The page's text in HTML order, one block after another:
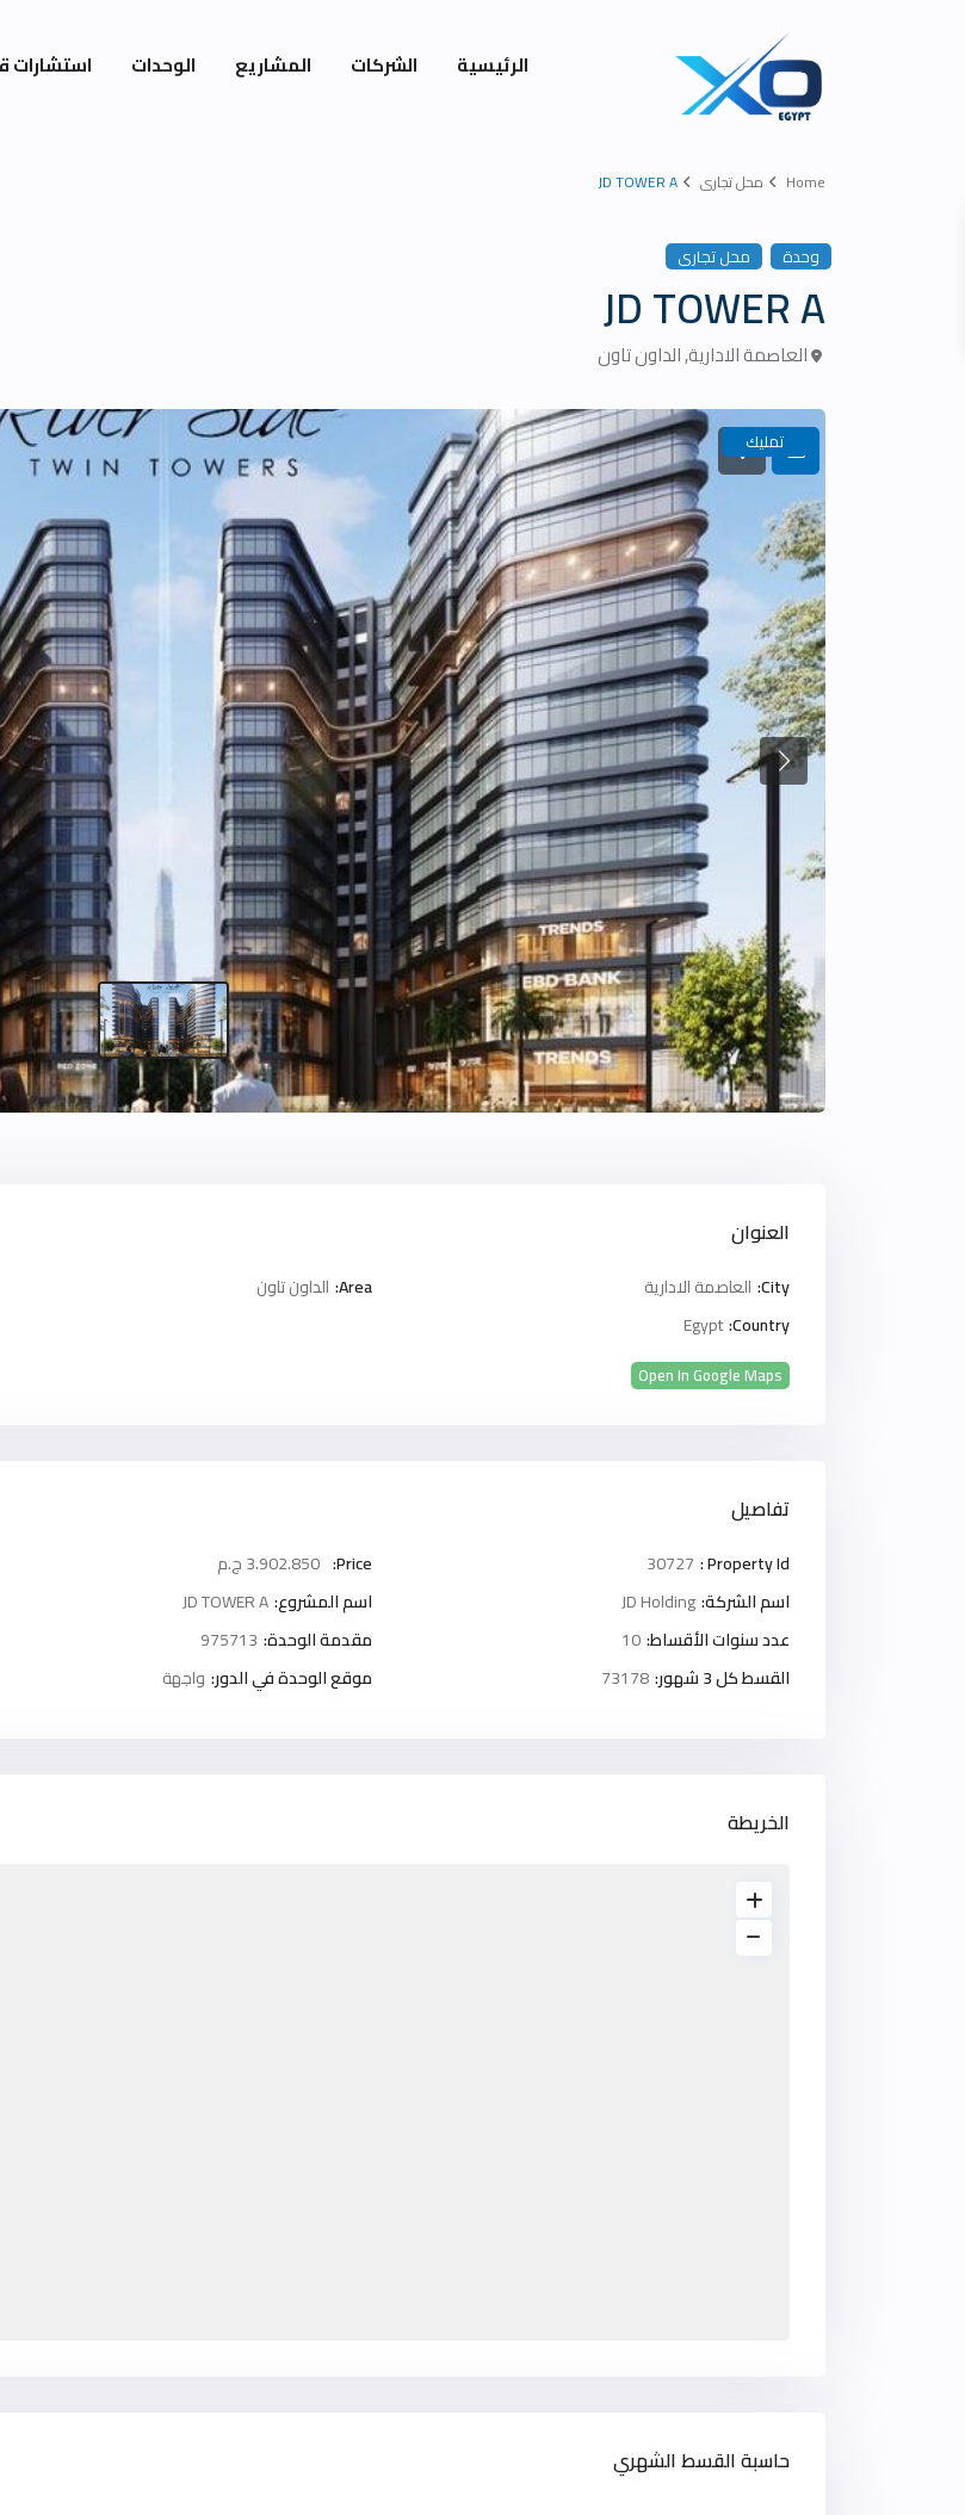
الرئيسية الشركات المشاريع الوحدات استشارات
Home محل تجارى JD TOWER A
وحدة محل تجارى
JD TOWER A
العاصمة الادارية,الداون تاون
تمليك
العنوان
City: العاصمة الادارية Area: الداون تاون
Country:
Egypt
Open In Google Maps
تفاصيل
Property Id :
30727
Price:
اسم الشركة:JD Holding اسم المشروع:JD TOWER A
عدد سنوات الأقساط:10 مقدمة الوحدة: 975713
القسط كل 3 شهور:
73178 موقع الوحدة في الدور: واجهة
الخريطة
حاسبة القسط الشهري